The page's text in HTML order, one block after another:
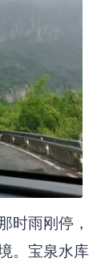
时雨刚停，
。宝泉水库